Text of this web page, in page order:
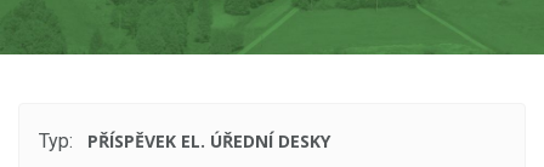
Typ:
PŘÍSPĚVEK EL. ÚŘEDNÍ DESKY